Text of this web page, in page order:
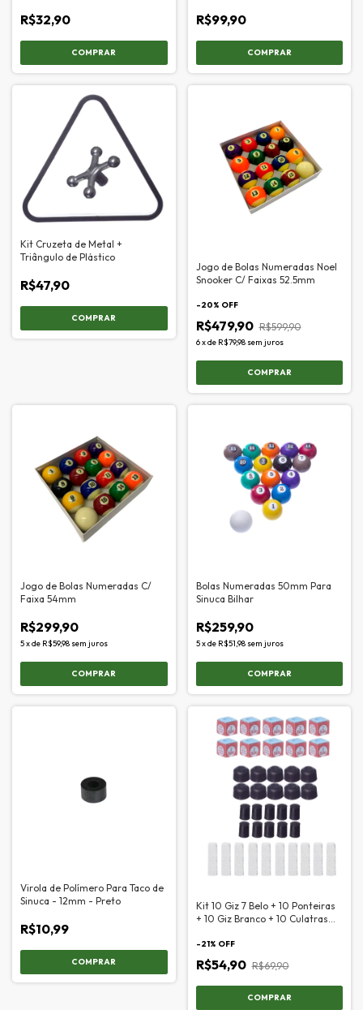
R$32,90 R$99,90
Kit Cruzeta de Metal +
Triângulo de Plástico
R$47,90
Jogo de Bolas Numeradas Noel
Snooker C/ Faixas 52.5mm
-20% OFF
R$479,90 R$599,90
6xde R$79,98 sem juros
Jogo de Bolas Numeradas C/
Faixa 54mm
R$299,90
5xde R$59,98 sem juros
Bolas Numeradas 50mm Para
Sinuca Bilhar
R$259,90
5xde R$51,98 sem juros
Virola de Polímero Para Taco de
Sinuca - 12mm - Preto
R$10,99
Kit 10 Giz 7 Belo + 10 Ponteiras
+ 10 Giz Branco + 10 Culatras
-21% OFF
R$54,90 R$69,90